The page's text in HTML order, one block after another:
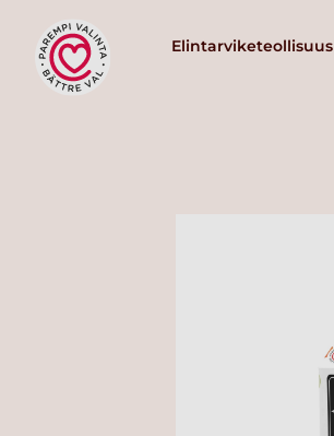
Elintarviketeollisuus